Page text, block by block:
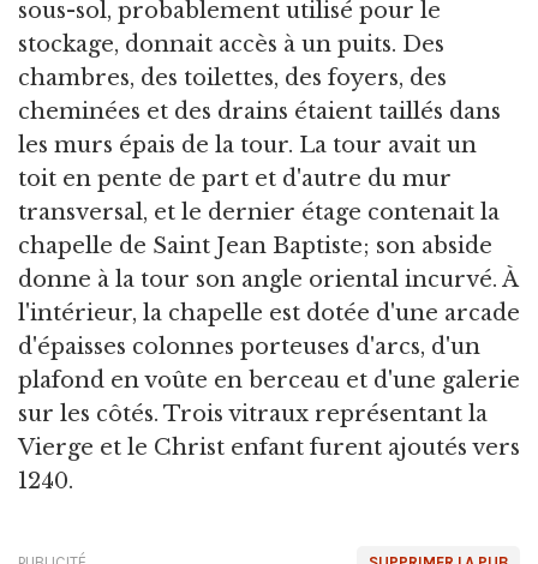
sous-sol, probablement utilisé pour le
stockage, donnait accès à un puits. Des
chambres, des toilettes, des foyers, des
cheminées et des drains étaient taillés dans
les murs épais de la tour. La tour avait un
toit en pente de part et d'autre du mur
transversal, et le dernier étage contenait la
chapelle de Saint Jean Baptiste; son abside
donne à la tour son angle oriental incurvé. À
l'intérieur, la chapelle est dotée d'une arcade
d'épaisses colonnes porteuses d'arcs, d'un
plafond en voûte en berceau et d'une galerie
sur les côtés. Trois vitraux représentant la
Vierge et le Christ enfant furent ajoutés vers
1240.